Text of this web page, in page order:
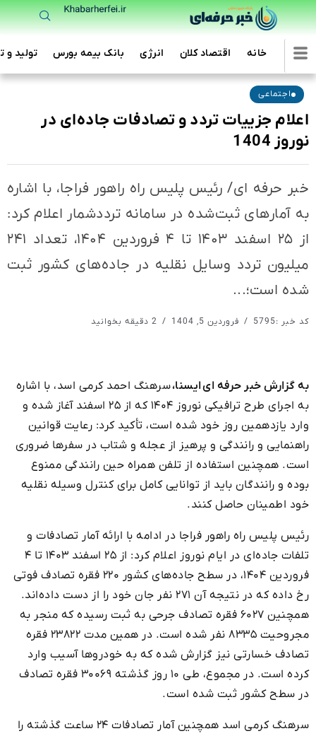
خانه اقتصاد کلان انرژی بانک بیمه بورس تولید و
اجتماعی
اعلام جزییات تردد و تصادفات جاده‌ای در
نوروز 1404
خبر حرفه ای/ رئیس پلیس راه راهور فراجا، با اشاره
به آمارهای ثبت‌شده در سامانه ترددشمار اعلام کرد:
از ۲۵ اسفند ۱۴۰۳ تا ۴ فروردین ۱۴۰۴، تعداد ۲۴۱
میلیون تردد وسایل نقلیه در جاده‌های کشور ثبت
شده است؛...
کد خبر :5795 فروردین 5, 1404
به گزارش خبر حرفه ای ایسنا،سرهنگ احمد کرمی اسد، با اشاره
به اجرای طرح ترافیکی نوروز ۱۴۰۴ که از ۲۵ اسفند آغاز شده و
وارد یازدهمین روز خود شده است، تأکید کرد: رعایت قوانین
راهنمایی و رانندگی و پرهیز از عجله و شتاب در سفرها ضروری
است. همچنین استفاده از تلفن همراه حین رانندگی ممنوع
بوده و رانندگان باید از توانایی کامل برای کنترل وسیله نقلیه
خود اطمینان حاصل کنند.
رئیس پلیس راه راهور فراجا در ادامه با ارائه آمار تصادفات و
تلفات جاده‌ای در ایام نوروز اعلام کرد: از ۲۵ اسفند ۱۴۰۳ تا ۴
فروردین ۱۴۰۴، در سطح جاده‌های کشور ۲۲۰ فقره تصادف فوتی
رخ داده که در نتیجه آن ۲۷۱ نفر جان خود را از دست داده‌اند.
همچنین ۶۰۲۷ فقره تصادف جرحی به ثبت رسیده که منجر به
مجروحیت ۸۳۳۵ نفر شده است. در همین مدت ۲۳۸۲۲ فقره
تصادف خسارتی نیز گزارش شده که به خودروها آسیب وارد
کرده است. در مجموع، طی ۱۰ روز گذشته ۳۰۰۶۹ فقره تصادف
در سطح کشور ثبت شده است.
سرهنگ کرمی اسد همچنین آمار تصادفات ۲۴ ساعت گذشته را